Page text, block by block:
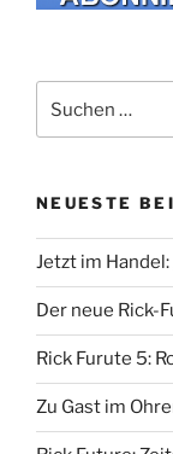
nach:
NEUESTE
Jetzt im
Der neue Rick-
Rick Furute 5:
Zu Gast im